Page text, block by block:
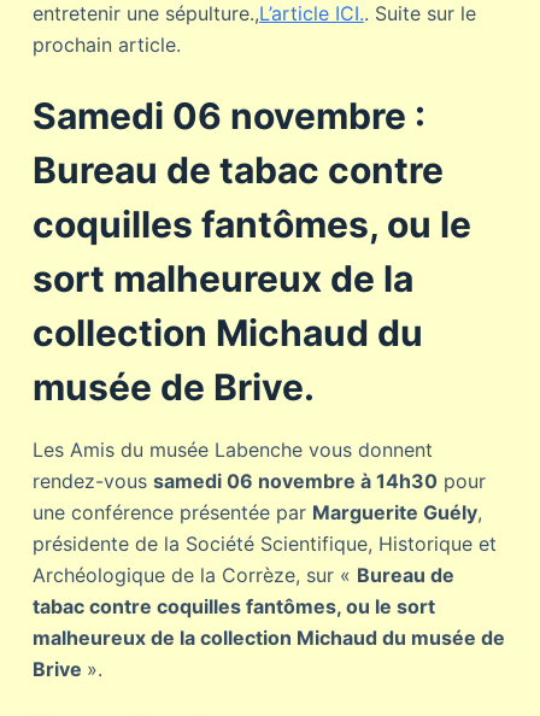
entretenir une sépulture.,L’article ICI.. Suite sur le
prochain article.
Samedi 06 novembre :
Bureau de tabac contre
coquilles fantômes, ou le
sort malheureux de la
collection Michaud du
musée de Brive.
Les Amis du musée Labenche vous donnent
rendez-vous samedi 06 novembre à 14h30pour
une conférence présentée par Marguerite Guély,
présidente de la Société Scientifique, Historique et
Archéologique de la Corrèze, sur « Bureau de
tabac contre coquilles fantômes, ou le sort
malheureux de la collection Michaud du musée de
Brive ».